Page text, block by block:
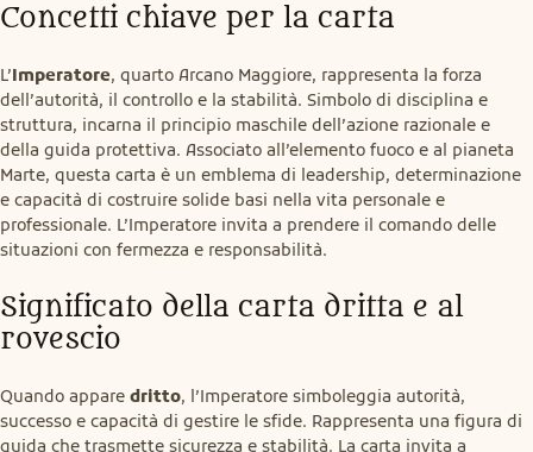
Concetti chiave per la carta
L’Imperatore, quarto Arcano Maggiore, rappresenta la forza
dell’autorità, il controllo e la stabilità. Simbolo di disciplina e
struttura, incarna il principio maschile dell’azione razionale e
della guida protettiva. Associato all’elemento fuoco e al pianeta
Marte, questa carta è un emblema di leadership, determinazione
e capacità di costruire solide basi nella vita personale e
professionale. L’Imperatore invita a prendere il comando delle
situazioni con fermezza e responsabilità.
Significato della carta dritta e al
rovescio
Quando appare dritto, l’Imperatore simboleggia autorità,
successo e capacità di gestire le sfide. Rappresenta una figura di
guida che trasmette sicurezza e stabilità. La carta invita a